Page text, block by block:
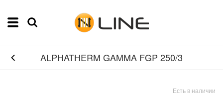
ALPHATHERM GAMMA FGP 250/3
Есть в наличии